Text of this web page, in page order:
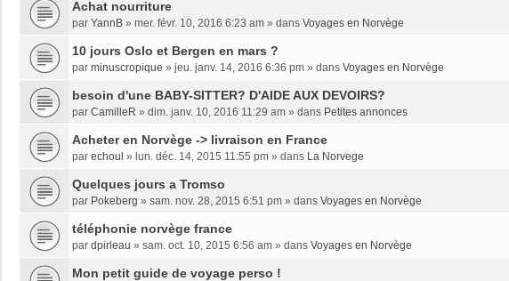
Achat nourriture
par YannB » mer. févr. 10, 2016 6:23 am » dans Voyages en Norvège
10 jours Oslo et Bergen en mars ?
par minuscropique » jeu. janv. 14, 2016 6:36 pm » dans Voyages en Norvège
besoin d'une BABY-SITTER? D'AIDE AUX DEVOIRS?
par CamilleR » dim. janv. 10, 2016 11:29 am » dans Petites annonces
Acheter en Norvège -> livraison en France
par echoul » lun. déc. 14, 2015 11:55 pm » dans La Norvege
Quelques jours a Tromso
par Pokeberg » sam. nov. 28, 2015 6:51 pm » dans Voyages en Norvège
téléphonie norvège france
par dpirleau » sam. oct. 10, 2015 6:56 am » dans Voyages en Norvège
Mon petit guide de voyage perso !